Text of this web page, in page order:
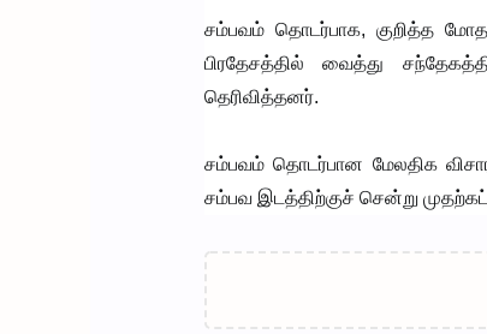
சம்பவம் தொடர்பாக, குறித்த
பிரதேசத்தில் வைத்து
தெரிவித்தனர்.
சம்பவம் தொடர்பான மேலதிக
சம்பவ இடத்திற்குச் சென்று